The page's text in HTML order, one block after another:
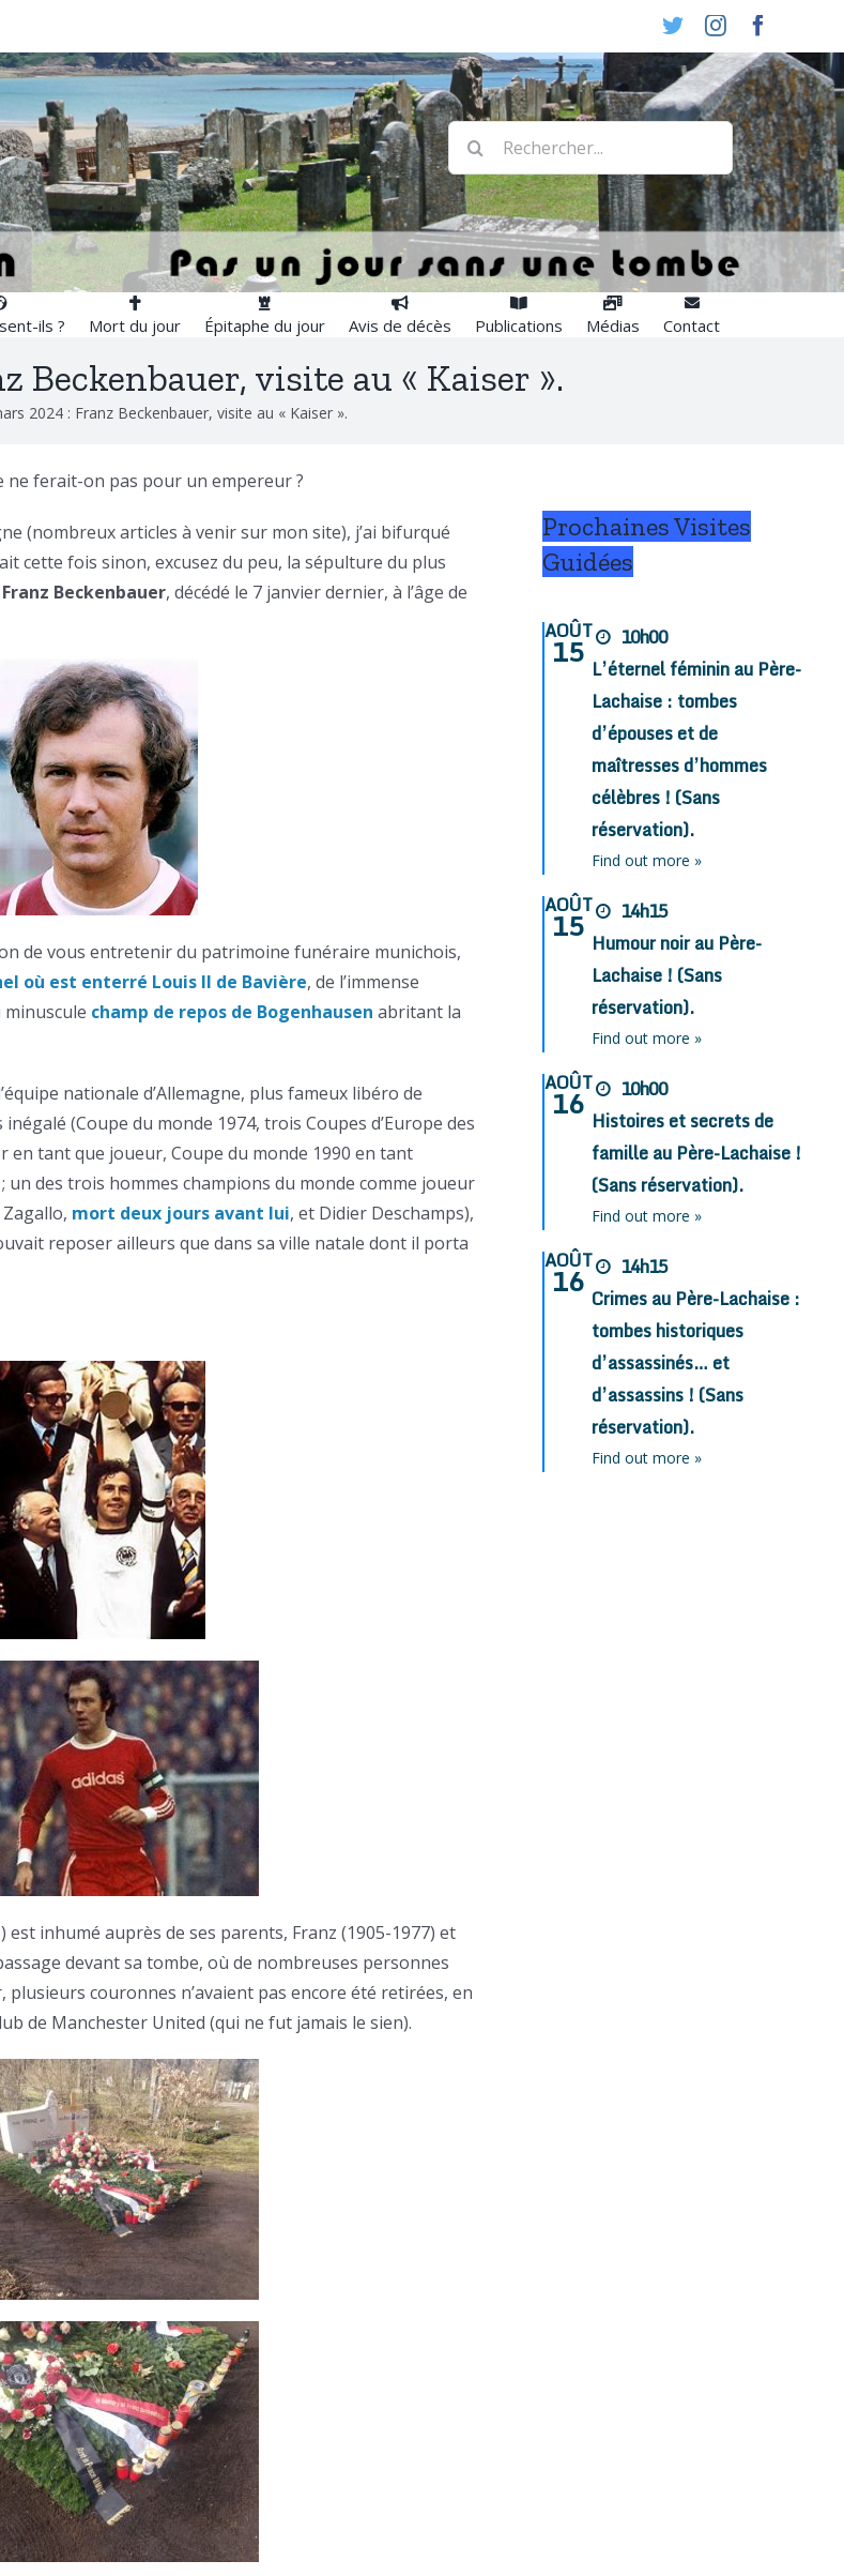
TwitterInstagram
Rechercher:
ils ? Mort du jour Épitaphe du jour Avis de décès Publications Médias Contact
Beckenbauer, visite au « Kaiser ».
2024 : Franz Beckenbauer, visite au « Kaiser ».
ferait-on pas pour un empereur ?
(nombreux articles à venir sur mon site), j’ai bifurqué
cette fois sinon, excusez du peu, la sépulture du plus
Franz Beckenbauer, décédé le 7 janvier dernier, à l’âge de
de vous entretenir du patrimoine funéraire munichois,
où est enterré Louis II de Bavière, de l’immense
champ de repos de Bogenhausen abritant la
nationale d’Allemagne, plus fameux libéro de
(Coupe du monde 1974, trois Coupes d’Europe des
en tant que joueur, Coupe du monde 1990 en tant
un des trois hommes champions du monde comme joueur
mort deux jours avant lui, et Didier Deschamps),
reposer ailleurs que dans sa ville natale dont il porta
est inhumé auprès de ses parents, Franz (1905-1977) et
devant sa tombe, où de nombreuses personnes
couronnes n’avaient pas encore été retirées, en
de Manchester United (qui ne fut jamais le sien).
Prochaines Visites
Guidées
AOÛT
15
10h00
L’éternel féminin au Père-
Lachaise : tombes
d’épouses et de
maîtresses d’hommes
célèbres ! (Sans
réservation).
Find out more »
AOÛT
15
14h15
Humour noir au Père-
Lachaise ! (Sans
réservation).
Find out more »
AOÛT
16
10h00
Histoires et secrets de
famille au Père-Lachaise !
(Sans réservation).
Find out more »
AOÛT
16
14h15
Crimes au Père-Lachaise :
tombes historiques
d’assassinés… et
d’assassins ! (Sans
réservation).
Find out more »